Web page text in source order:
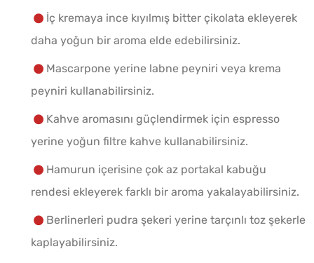
İç kremaya ince kıyılmış bitter çikolata ekleyerek
daha yoğun bir aroma elde edebilirsiniz.
Mascarpone yerine labne peyniri veya krema
peyniri kullanabilirsiniz.
Kahve aromasını güçlendirmek için espresso
yerine yoğun filtre kahve kullanabilirsiniz.
Hamurun içerisine çok az portakal kabuğu
rendesi ekleyerek farklı bir aroma yakalayabilirsiniz.
Berlinerleri pudra şekeri yerine tarçınlı toz şekerle
kaplayabilirsiniz.